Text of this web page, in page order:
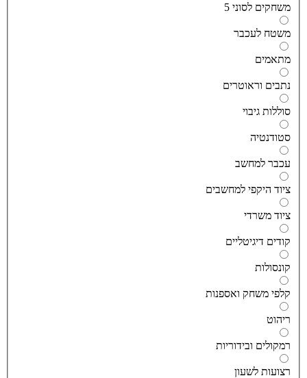
לסוני 5
לעכבר
וראוטרים
גיבוי
למחשב
היקפי למחשבים
משרדי
דיגיטליים
משחק ואספנות
ובידוריות
לשעון